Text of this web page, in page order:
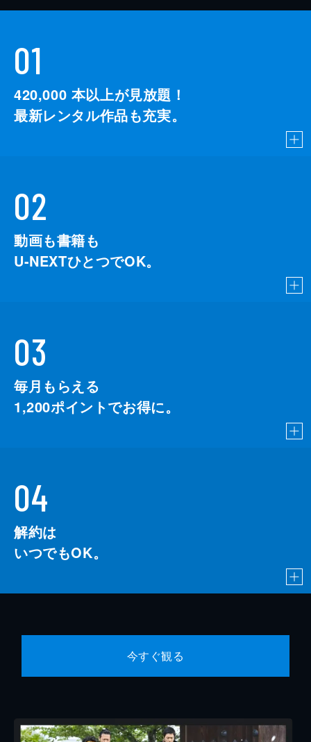
01
420,000 本以上が見放題！
最新レンタル作品も充実。
02
動画も書籍も
U-NEXTひとつでOK。
03
毎月もらえる
1,200ポイントでお得に。
04
解約は
いつでもOK。
今すぐ観る